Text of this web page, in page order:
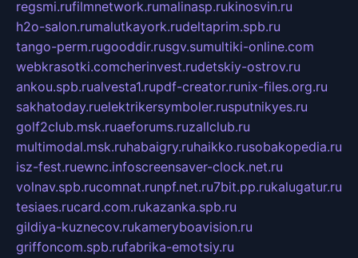
regsmi.rufilmnetwork.rumalinasp.rukinosvin.ru
h2o-salon.rumalutkayork.rudeltaprim.spb.ru
tango-perm.rugooddir.rusgv.sumultiki-online.com
webkrasotki.comcherinvest.rudetskiy-ostrov.ru
ankou.spb.rualvesta1.rupdf-creator.runix-files.org.ru
sakhatoday.ruelektrikersymboler.rusputnikyes.ru
golf2club.msk.ruaeforums.ruzallclub.ru
multimodal.msk.ruhabaigry.ruhaikko.rusobakopedia.ru
isz-fest.ruewnc.infoscreensaver-clock.net.ru
volnav.spb.rucomnat.runpf.net.ru7bit.pp.rukalugatur.ru
tesiaes.rucard.com.rukazanka.spb.ru
gildiya-kuznecov.rukameryboavision.ru
griffoncom.spb.rufabrika-emotsiy.ru